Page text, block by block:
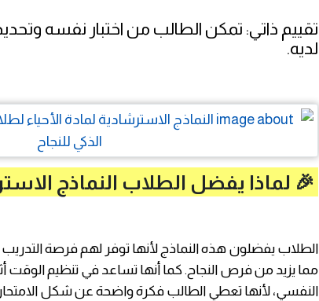
تقييم ذاتي: تمكن الطالب من اختبار نفسه
لديه.
🎉 لماذا يفضل الطلاب النماذج
الطلاب يفضلون هذه النماذج لأنها توفر لهم فرصة التدريب
مما يزيد من فرص النجاح. كما أنها تساعد في تنظيم الوقت
النفسي، لأنها تعطي الطالب فكرة واضحة عن شكل